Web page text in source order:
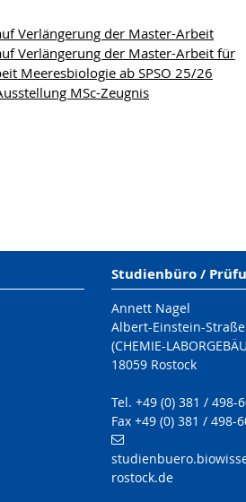
Verlängerung der Master-Arbeit
Verlängerung der Master-Arbeit für
Meeresbiologie ab SPSO 25/26
MSc-Zeugnis
Studienbüro /
Annett Nagel
Albert-Einstein-Straße
(CHEMIE-
18059 Rostock
Tel. +49 (0) 381 / 498-
Fax +49 (0) 381 / 498-
rostock.de